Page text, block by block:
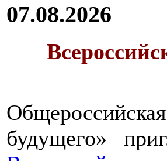
07.08.2026
будущего»